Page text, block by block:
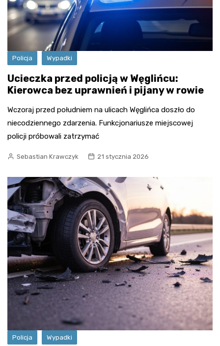
Policja Wypadki
Ucieczka przed policją w Węglińcu:
Kierowca bez uprawnień i pijany w rowie
Wczoraj przed południem na ulicach Węglińca doszło do
niecodziennego zdarzenia. Funkcjonariusze miejscowej
policji próbowali zatrzymać
Sebastian Krawczyk 21 stycznia 2026
Policja Wypadki